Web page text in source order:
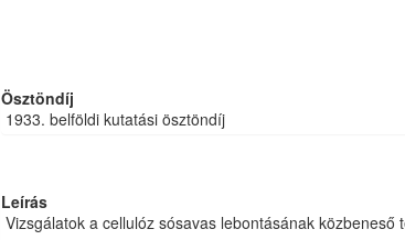
Ösztöndíj
1933. belföldi kutatási ösztöndíj
Leírás
Vizsgálatok a cellulóz sósavas lebontásának közbeneső